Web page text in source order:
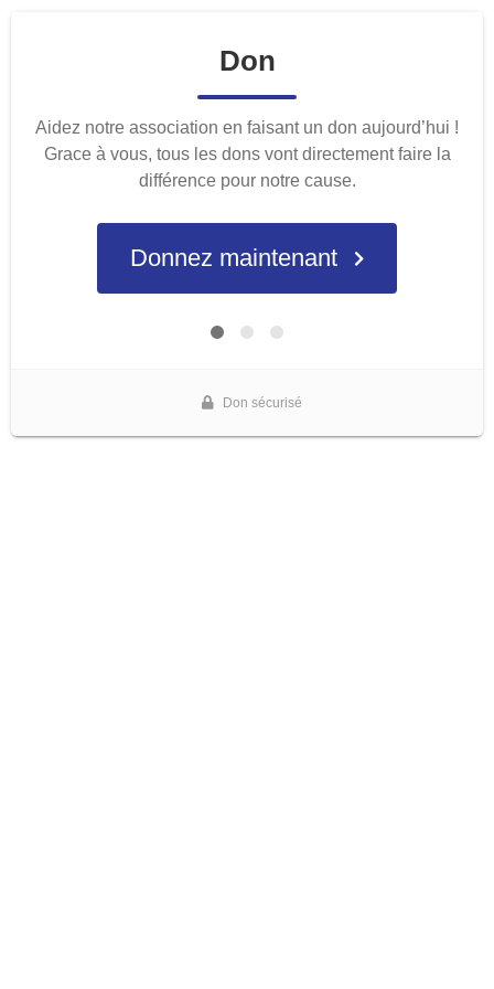
Don
Aidez notre association en faisant un don aujourd’hui !
Grace à vous, tous les dons vont directement faire la
différence pour notre cause.
Donnez maintenant
Don sécurisé